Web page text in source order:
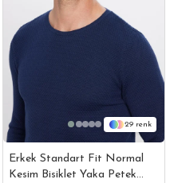
29
Erkek Standart Fit Normal
Kesim Bisiklet Yaka Petek